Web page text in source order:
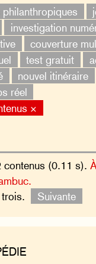
philanthropiques
investigation
couverture
test gratuit
nouvel itinéraire
réel
×
contenus (0.11 s).
trois.
Suivante